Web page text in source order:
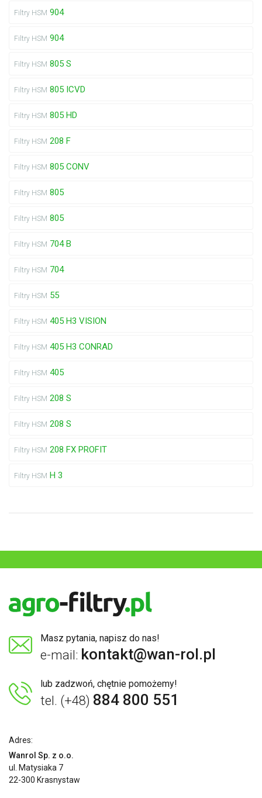
Filtry HSM 904
Filtry HSM 904
Filtry HSM 805 S
Filtry HSM 805 ICVD
Filtry HSM 805 HD
Filtry HSM 208 F
Filtry HSM 805 CONV
Filtry HSM 805
Filtry HSM 805
Filtry HSM 704 B
Filtry HSM 704
Filtry HSM 55
Filtry HSM 405 H3 VISION
Filtry HSM 405 H3 CONRAD
Filtry HSM 405
Filtry HSM 208 S
Filtry HSM 208 S
Filtry HSM 208 FX PROFIT
Filtry HSM H 3
Masz pytania, napisz do nas!
e-mail: kontakt@wan-rol.pl
lub zadzwoń, chętnie pomożemy!
tel. (+48) 884 800 551
Adres:
Wanrol Sp. z o.o.
ul. Matysiaka 7
22-300 Krasnystaw